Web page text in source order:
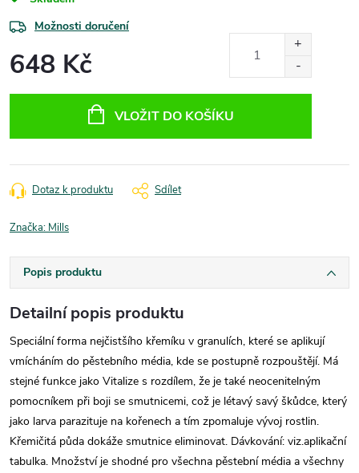
Možnosti doručení
648 Kč
VLOŽIT DO KOŠÍKU
Dotaz k produktu Sdílet
Značka: Mills
Popis produktu
Detailní popis produktu
Speciální forma nejčistšího křemíku v granulích, které se aplikují
vmícháním do pěstebního média, kde se postupně rozpouštějí. Má
stejné funkce jako Vitalize s rozdílem, že je také neocenitelným
pomocníkem při boji se smutnicemi, což je létavý savý škůdce, který
jako larva parazituje na kořenech a tím zpomaluje vývoj rostlin.
Křemičitá půda dokáže smutnice eliminovat. Dávkování: viz.aplikační
tabulka. Množství je shodné pro všechna pěstební média a všechny